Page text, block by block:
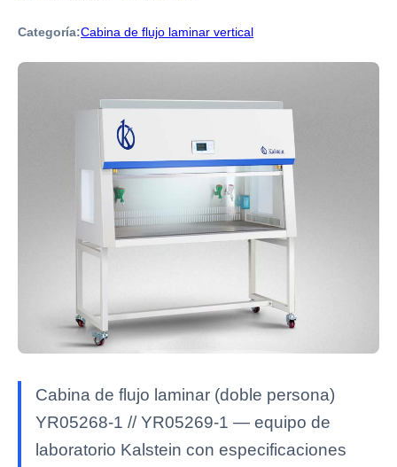
Categoría:Cabina de flujo laminar vertical
Cabina de flujo laminar (doble persona)
YR05268-1 // YR05269-1 — equipo de
laboratorio Kalstein con especificaciones